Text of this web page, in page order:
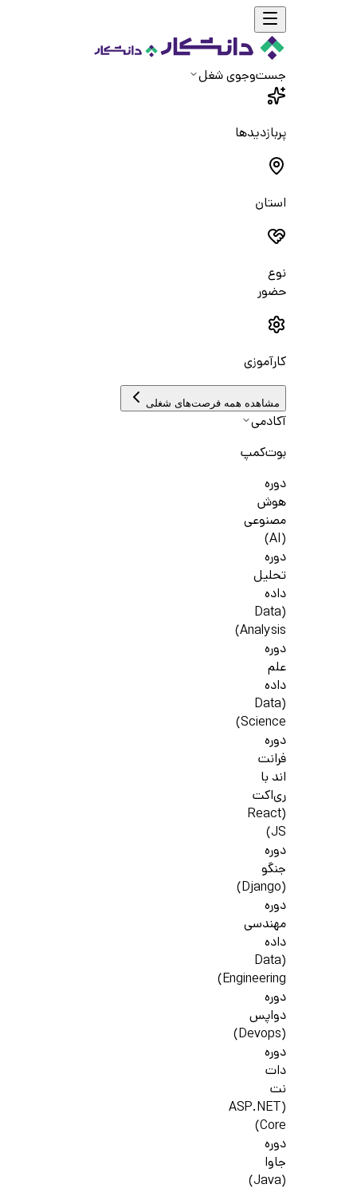
جست‌و‌جوی شغل
پربازدیدها
استان
نوع
حضور
کارآموزی
مشاهده همه فرصت‌های شغلی
آکادمی
بوت‌کمپ
دوره
هوش
مصنوعی
(AI)
دوره
تحلیل
داده
(Data
Analysis)
دوره
علم
داده
(Data
Science)
دوره
فرانت
اند با
ری‌اکت
(React
JS)
دوره
جنگو
(Django)
دوره
مهندسی
داده
(Data
Engineering)
دوره
دواپس
(Devops)
دوره
دات
نت
(ASP.NET
Core)
دوره
جاوا
(Java)